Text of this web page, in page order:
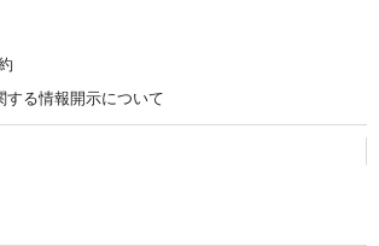
する情報開示について